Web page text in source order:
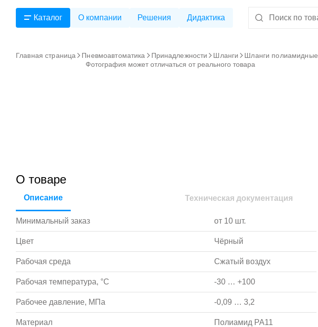
Каталог О компании Решения Дидактика
Главная страница Пневмоавтоматика Принадлежности Шланги Шланги полиамидные
Фотография может отличаться от реального товара
О товаре
Описание Техническая документация
Минимальный заказ от 10 шт.
Цвет Чёрный
Рабочая среда Сжатый воздух
Рабочая температура, °С -30 … +100
Рабочее давление, МПа -0,09 … 3,2
Материал Полиамид PA11